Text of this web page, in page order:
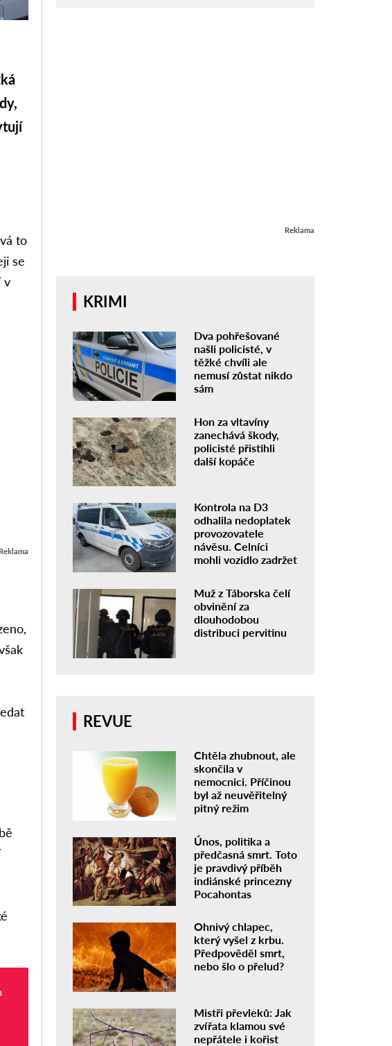
to
se
v
Reklama
Reklama
KRIMI
Dva pohřešované
našli policisté, v
těžké chvíli ale
nemusí zůstat nikdo
sám
Hon za vltavíny
zanechává škody,
policisté přistihli
další kopáče
Kontrola na D3
odhalila nedoplatek
provozovatele
návěsu. Celníci
mohli vozidlo zadržet
Muž z Táborska čelí
obvinění za
dlouhodobou
distribuci pervitinu
REVUE
Chtěla zhubnout, ale
skončila v
nemocnici. Příčinou
byl až neuvěřitelný
pitný režim
Únos, politika a
předčasná smrt. Toto
je pravdivý příběh
indiánské princezny
Pocahontas
Ohnivý chlapec,
který vyšel z krbu.
Předpověděl smrt,
nebo šlo o přelud?
Mistři převleků: Jak
zvířata klamou své
nepřátele i kořist